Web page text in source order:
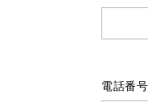
電話番